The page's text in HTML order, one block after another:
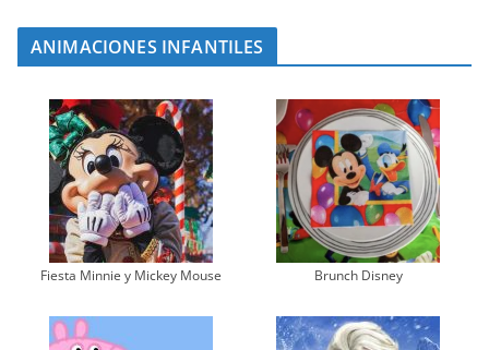
ANIMACIONES INFANTILES
Fiesta Minnie y Mickey Mouse Brunch Disney